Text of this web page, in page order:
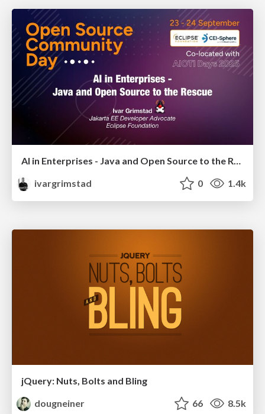
AI in Enterprises - Java and Open Source to the Rescue
ivargrimstad
0 1.4k
jQuery: Nuts, Bolts and Bling
dougneiner
66 8.5k